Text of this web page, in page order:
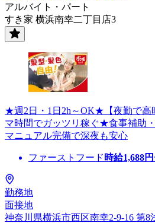
アルバイト・パート
すき家 横浜南幸二丁目店3
★週2日・1日2h～OK★【夜勤で高
マ時間でガッツリ稼ぐ★食事補助
マニュアル完備で深夜も安心
ファーストフード 時給1,688
勤務地
面接地
神奈川県横浜市西区南幸2-9-16 第8